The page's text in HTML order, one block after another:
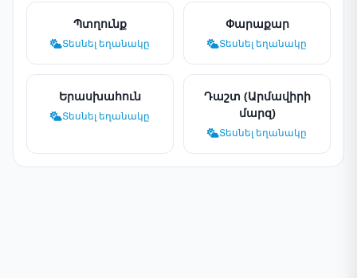
Պտղունք
Տեսնել եղանակը
Փարաքար
Տեսնել եղանակը
Երասխահուն
Տեսնել եղանակը
Դաշտ (Արմավիրի
մարզ)
Տեսնել եղանակը